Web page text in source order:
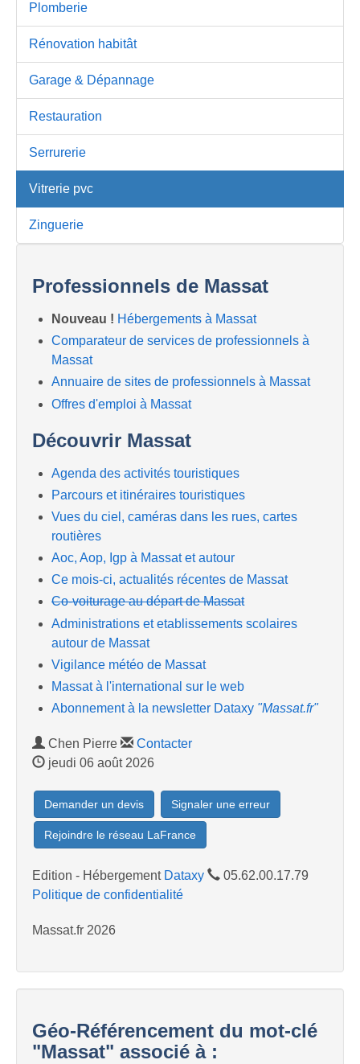
Plomberie
Rénovation habitât
Garage & Dépannage
Restauration
Serrurerie
Vitrerie pvc
Zinguerie
Professionnels de Massat
Nouveau ! Hébergements à Massat
Comparateur de services de professionnels à
Massat
Annuaire de sites de professionnels à Massat
Offres d'emploi à Massat
Découvrir Massat
Agenda des activités touristiques
Parcours et itinéraires touristiques
Vues du ciel, caméras dans les rues, cartes
routières
Aoc, Aop, Igp à Massat et autour
Ce mois-ci, actualités récentes de Massat
Co-voiturage au départ de Massat
Administrations et etablissements scolaires
autour de Massat
Vigilance météo de Massat
Massat à l'international sur le web
Abonnement à la newsletter Dataxy "Massat.fr"
Chen Pierre
Contacter
jeudi 06 août 2026
Demander un devis Signaler une erreur
Rejoindre le réseau LaFrance
Edition - Hébergement Dataxy
05.62.00.17.79
Politique de confidentialité
Massat.fr 2026
Géo-Référencement du mot-clé
"Massat" associé à :